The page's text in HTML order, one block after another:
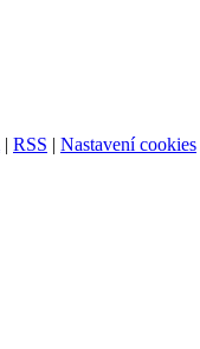
| RSS | Nastavení cookies